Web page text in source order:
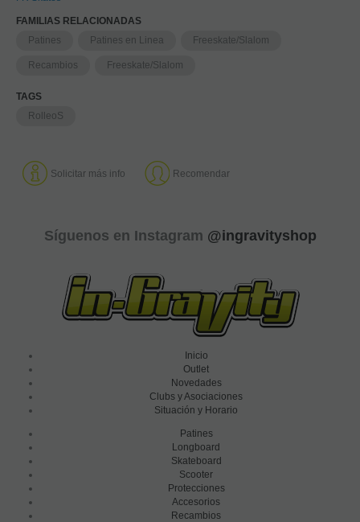
FAMILIAS RELACIONADAS
Patines
Patines en Linea Freeskate/Slalom
Recambios Freeskate/Slalom
TAGS
RolleoS
Solicitar más info Recomendar
Síguenos en Instagram @ingravityshop
Inicio
Outlet
Novedades
Clubs y Asociaciones
Situación y Horario
Patines
Longboard
Skateboard
Scooter
Protecciones
Accesorios
Recambios